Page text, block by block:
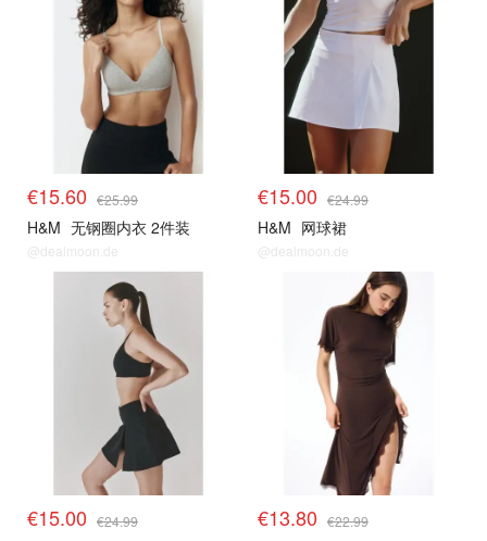
€15.60 €25.99
H&M 无钢圈内衣 2件装
@dealmoon.de
€15.00 €24.99
H&M 网球裙
@dealmoon.de
€15.00 €24.99 €13.80 €22.99